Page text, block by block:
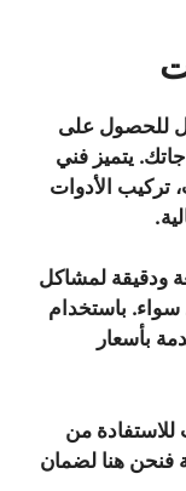
للحصول على
يتميز فني
تركيب الأدوات
ودقيقة لمشاكل
باستخدام
بأسعار
من
فنحن هنا لضمان